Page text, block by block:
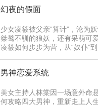
幻夜的假面
少女凌筱被父亲“算计”，沦为
桀骜不驯的狼妖，还有呆萌可
凌筱如何步步为营，从“奴仆”
男神恋爱系统
美女主持人林棠因一场意外命
何攻略四大男神，重新走上人